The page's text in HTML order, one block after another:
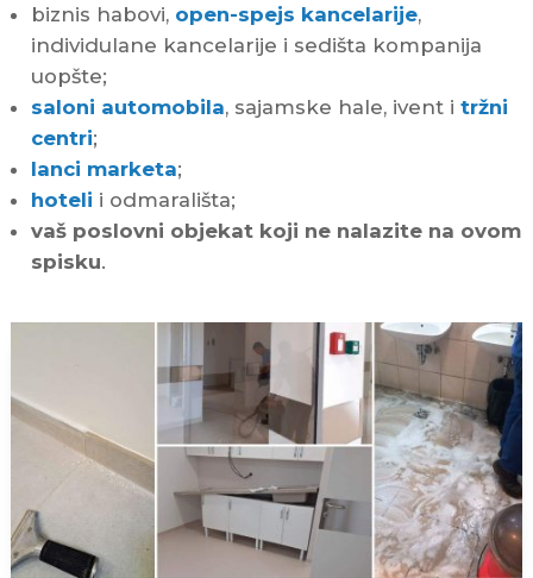
biznis habovi, open-spejs kancelarije,
individulane kancelarije i sedišta kompanija
uopšte;
saloni automobila, sajamske hale, ivent i tržni
centri;
lanci marketa;
hoteli i odmarališta;
vaš poslovni objekat koji ne nalazite na ovom
spisku.